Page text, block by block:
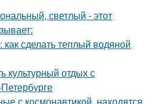
светлый - этот
сделать теплый водяной
культурный отдых с